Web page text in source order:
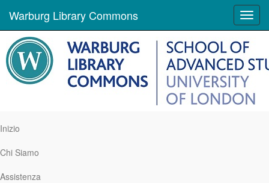
Warburg Library Commons
Inizio
Chi Siamo
Assistenza